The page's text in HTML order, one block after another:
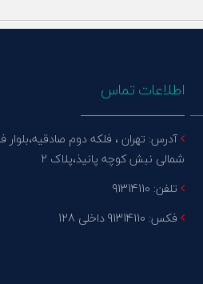
اطلاعات تماس
آدرس: تهران ، فلکه دوم صادقیه،بلوار
شمالی نبش کوچه پانیذ،پلاک 2
تلفن: 91314110
فکس: 91314110 داخلی 128